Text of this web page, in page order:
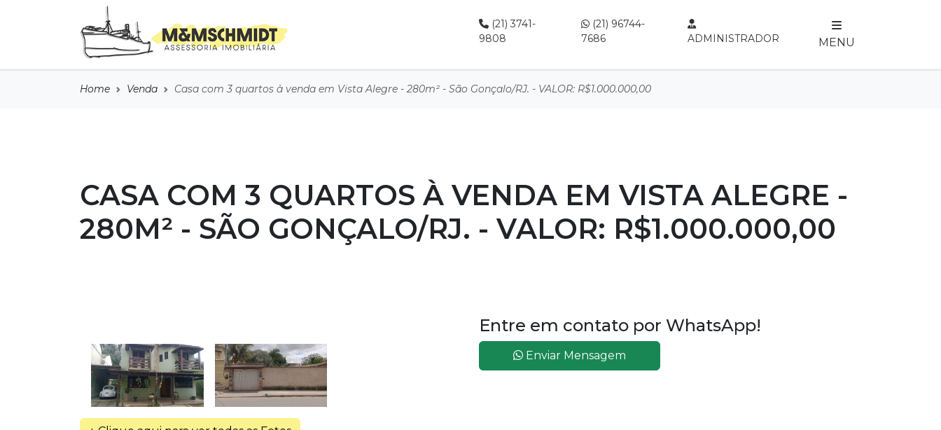
(21) 3741-
9808
(21) 96744-
7686
ADMINISTRADOR MENU
Home Venda Casa com 3 quartos à venda em Vista Alegre - 280m² - São Gonçalo/RJ. - VALOR: R$1.000.000,00
CASA COM 3 QUARTOS À VENDA EM VISTA ALEGRE -
280M² - SÃO GONÇALO/RJ. - VALOR: R$1.000.000,00
Entre em contato por WhatsApp!
Enviar Mensagem